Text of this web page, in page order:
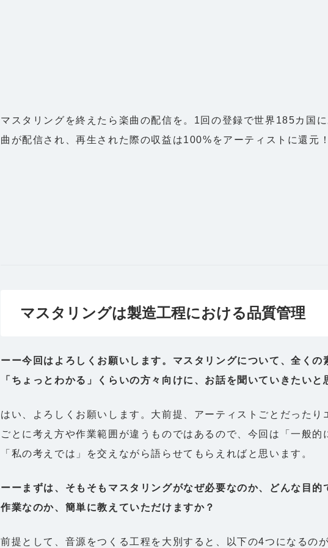
マスタリングを終えたら楽曲の配信を。1回の登録で世界185カ国
曲が配信され、再生された際の収益は100%をアーティストに還元！
マスタリングは製造工程における品質管理
ーー今回はよろしくお願いします。マスタリングについて、全くの
「ちょっとわかる」くらいの方々向けに、お話を聞いていきたいと
はい、よろしくお願いします。大前提、アーティストごとだったり
ごとに考え方や作業範囲が違うものではあるので、今回は「一般的
「私の考えでは」を交えながら語らせてもらえればと思います。
ーーまずは、そもそもマスタリングがなぜ必要なのか、どんな目的
作業なのか、簡単に教えていただけますか？
前提として、音源をつくる工程を大別すると、以下の4つになるの